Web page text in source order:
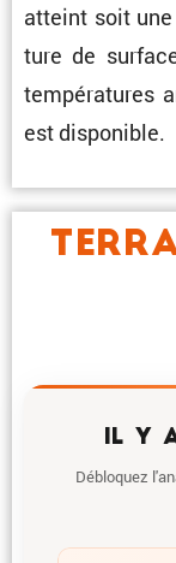
atteint soit
ture de
tempé­ra­tures
est disponible.
IL Y
Débloquez